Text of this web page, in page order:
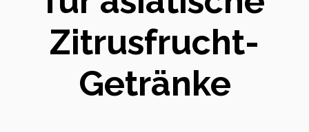
Zitrusfrucht-
Getränke